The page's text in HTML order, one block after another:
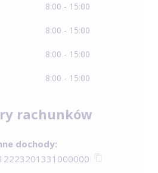
8:00 - 15:00
8:00 - 15:00
8:00 - 15:00
8:00 - 15:00
rachunków
dochody: